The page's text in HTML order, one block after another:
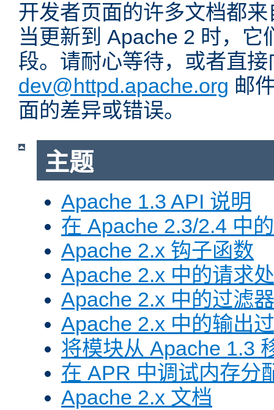
开发者页面的许多文档都
当更新到 Apache 2 时，它
段。请耐心等待，或者直接
dev@httpd.apache.org 邮
面的差异或错误。
主题
Apache 1.3 API 说明
在 Apache 2.3/2.4 中
Apache 2.x 钩子函数
Apache 2.x 中的请求
Apache 2.x 中的过滤器
Apache 2.x 中的输出
将模块从 Apache 1.3
在 APR 中调试内存分
Apache 2.x 文档